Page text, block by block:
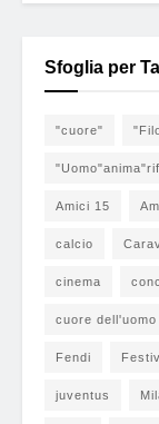
Sfoglia per
"cuore"
Amici 15
calcio
cinema
cuore dell'uomo
Fendi
juventus